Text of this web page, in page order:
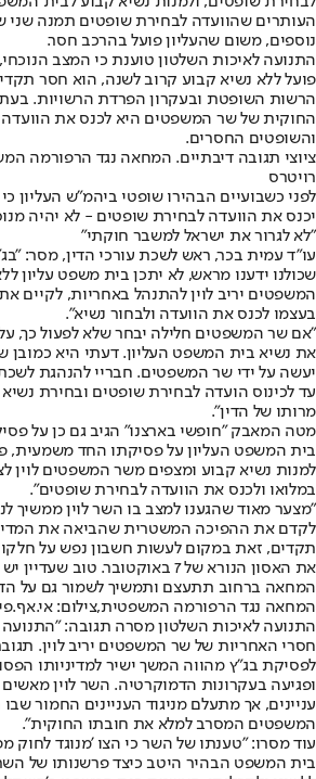
העותרים שהוועדה לבחירת שופטים תמנה שני
נוספים, משום שהעליון פועל בהרכב חסר.
התנועה לאיכות השלטון טוענת כי המצב
פועל ללא נשיא קבוע קרוב לשנה, הוא חסר
הרשות השופטת ובעקרון הפרדת הרשויות.
החוקית של שר המשפטים היא לכנס את הוועדה
והשופטים החסרים.
ציוצי תגובה דיבתיים. המחאה נגד הרפורמה
רויטרס
לפני כשבועיים הבהירו שופטי ביהמ"ש העליון
יכנס את הוועדה לבחירת שופטים - לא יהיה
"לא לגרור את ישראל למשבר חוקתי"
עו״ד עמית בכר, ראש לשכת עורכי הדין, מסר:
שכולנו ידענו מראש, לא יתכן בית משפט עליון
המשפטים יריב לוין להתנהל באחריות, לקיים
בעצמו לכנס את הוועדה ולבחור נשיא".
"אם שר המשפטים חלילה יבחר שלא לפעול כך,
את נשיא בית המשפט העליון. דעתי היא
יעשה על ידי שר המשפטים. חבריי להנהגת לשכת
עד לכינוס הועדה לבחירת שופטים ובחירת נשיא
מרותו של הדין״.
מטה המאבק ״חופשי בארצנו״ הגיב גם כן על
בית המשפט העליון על פסיקתו החד משמעית,
למנות נשיא קבוע ומצפים משר המשפטים לוין
במלואו ולכנס את הוועדה לבחירת שופטים".
"מצער מאוד שהגענו למצב בו השר לוין ממשיך
לקדם את ההפיכה המשטרית שהביאה את
תקדים, זאת במקום לעשות חשבון נפש על חלקו
את האסון הנורא של 7 באוקטובר. טוב
המחאה ברחוב תתעצם ותמשיך לשמור גם על
המחאה נגד הרפורמה המשפטית,צילום: אי.אף.פי
התנועה לאיכות השלטון מסרה תגובה:
חסרי האחריות של שר המשפטים יריב לוין.
לפסיקת בג"ץ מהווה המשך ישיר למדיניותו
ופגיעה בעקרונות הדמוקרטיה. השר לוין
עניינים, אך מתעלם מניגוד העניינים החמור
המשפטים המסרב למלא את חובתו החוקית".
עוד מסרו: "טענתו של השר כי הצו 'מנוגד לחוק
בית המשפט הבהיר היטב כיצד פרשנותו של